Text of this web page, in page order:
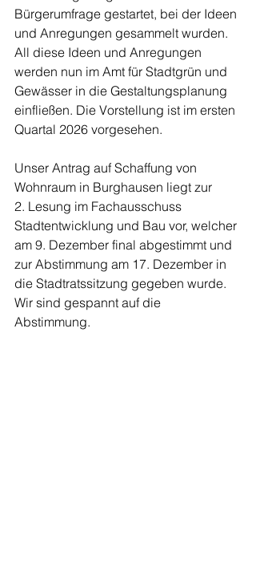
Bürgerumfrage gestartet, bei der Ideen
und Anregungen gesammelt wurden.
All diese Ideen und Anregungen
werden nun im Amt für Stadtgrün und
Gewässer in die Gestaltungsplanung
einfließen. Die Vorstellung ist im ersten
Quartal 2026 vorgesehen.
Unser Antrag auf Schaffung von
Wohnraum in Burghausen liegt zur
2. Lesung im Fachausschuss
Stadtentwicklung und Bau vor, welcher
am 9. Dezember final abgestimmt und
zur Abstimmung am 17. De­zember in
die Stadtratssitzung gegeben wurde.
Wir sind gespannt auf die
Abstimmung.